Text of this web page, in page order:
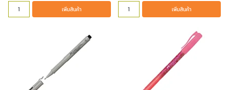
เพิ่มสินค้า เพิ่มสินค้า